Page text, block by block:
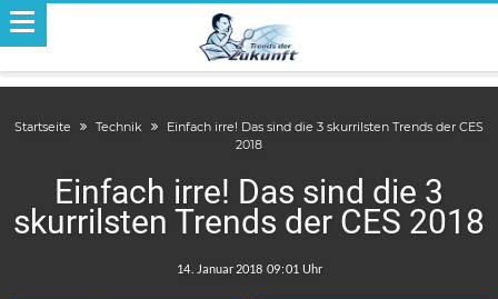
Startseite Technik
Einfach irre! Das sind die 3 skurrilsten Trends der CES
2018
Einfach irre! Das sind die 3
skurrilsten Trends der CES 2018
: